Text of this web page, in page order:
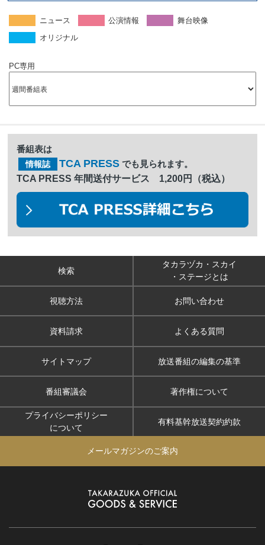
ニュース 公演情報
舞台映像
オリジナル
PC専用
番組表は
情報誌 TCA PRESS でも見られます。
TCA PRESS 年間送付サービス 1,200円（税込）
検索
タカラヅカ・スカイ
・ステージとは
視聴方法 お問い合わせ
資料請求 よくある質問
サイトマップ 放送番組の編集の基準
番組審議会 著作権について
プライバシーポリシー
について
有料基幹放送契約約款
メールマガジンのご案内